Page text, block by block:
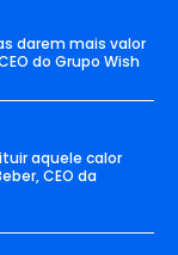
darem mais valor
do Grupo Wish
aquele calor
CEO da